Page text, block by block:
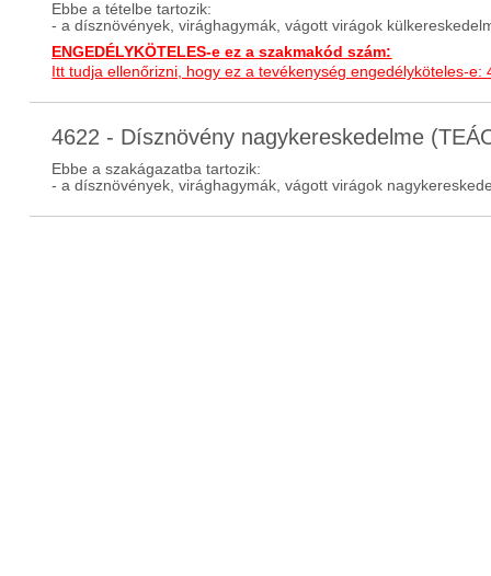
Ebbe a tételbe tartozik:
- a dísznövények, virághagymák, vágott virágok
ENGEDÉLYKÖTELES-e ez a szakmakód szám:
Itt tudja ellenőrizni, hogy ez a tevékenység engedélyköteles-e:
4622 - Dísznövény nagykereskedelme
Ebbe a szakágazatba tartozik:
- a dísznövények, virághagymák, vágott virágok